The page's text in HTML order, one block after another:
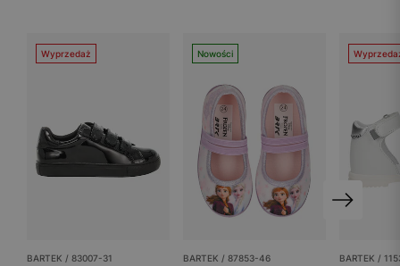
Wyprzedaż
BARTEK / 83007-31
Nowości
BARTEK / 87853-46 BARTEK /